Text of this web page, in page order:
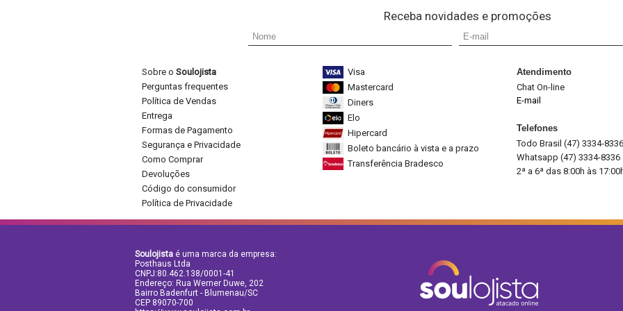
Receba novidades e promoções
Sobre o Soulojista
Perguntas frequentes
Política de Vendas
Entrega
Formas de Pagamento
Segurança e Privacidade
Como Comprar
Devoluções
Código do consumidor
Política de Privacidade
Visa
Mastercard
Diners
Elo
Hipercard
Boleto bancário à vista e a prazo
Transferência Bradesco
Atendimento
Chat On-line
E-mail
Telefones
Todo Brasil (47) 3334-8336
Whatsapp (47) 3334-8336
2ª a 6ª das 8:00h às
Soulojista é uma marca da empresa:
Posthaus Ltda
CNPJ:80.462.138/0001-41
Endereço: Rua Werner Duwe, 202
Bairro Badenfurt - Blumenau/SC
CEP 89070-700